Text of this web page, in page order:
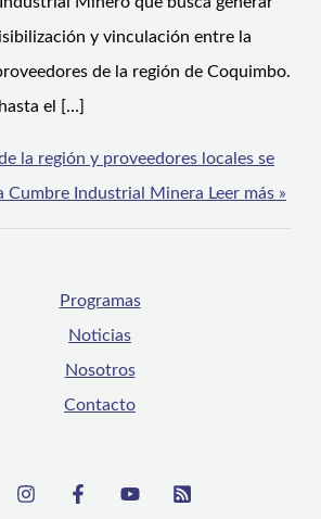
y vinculación entre la
de la región de Coquimbo.
el […]
la región y proveedores locales se
Cumbre Industrial Minera Leer más »
Programas
Noticias
Nosotros
Contacto